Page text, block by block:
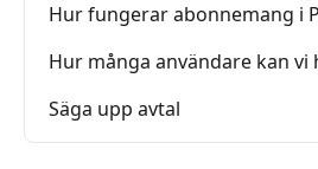
Hur fungerar abonnemang i
Hur många användare kan vi
Säga upp avtal